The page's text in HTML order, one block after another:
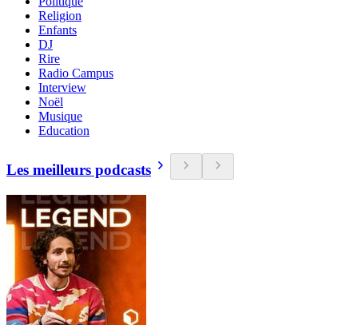
Religion
Enfants
DJ
Rire
Radio Campus
Interview
Noël
Musique
Education
Les meilleurs podcasts